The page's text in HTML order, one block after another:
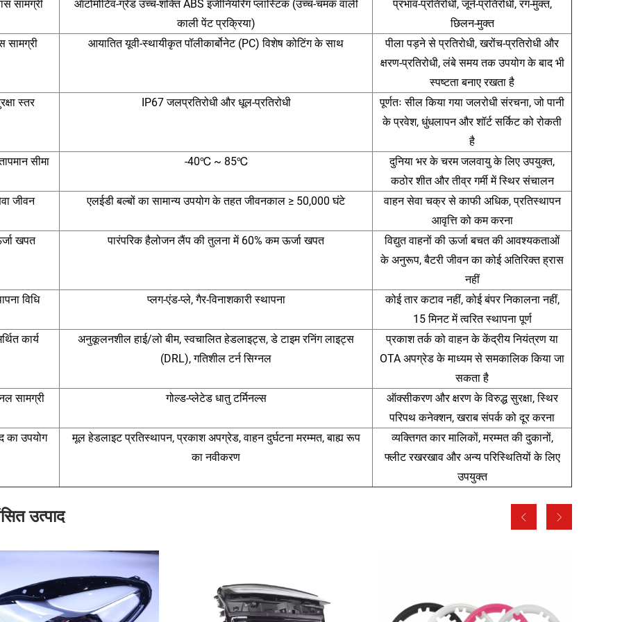
सामग्री
ऑटोमोटिव-ग्रेड उच्च-शक्ति ABS इंजीनियरिंग प्लास्टिक (उच्च-चमक वाली
काली पेंट प्रक्रिया)
प्रभाव-प्रतिरोधी, जूर्न-प्रतिरोधी, रंग-मुक्त,
छिलन-मुक्त
सामग्री
आयातित यूवी-स्थायीकृत पॉलीकार्बोनेट (PC) विशेष कोटिंग के साथ
पीला पड़ने से प्रतिरोधी, खरोंच-प्रतिरोधी और
क्षरण-प्रतिरोधी, लंबे समय तक उपयोग के बाद भी
स्पष्टता बनाए रखता है
स्तर
IP67 जलप्रतिरोधी और धूल-प्रतिरोधी
पूर्णतः सील किया गया जलरोधी संरचना, जो पानी
के प्रवेश, धुंधलापन और शॉर्ट सर्किट को रोकती
है
सीमा
-40℃ ~ 85℃
दुनिया भर के चरम जलवायु के लिए उपयुक्त,
कठोर शीत और तीव्र गर्मी में स्थिर संचालन
जीवन
एलईडी बल्बों का सामान्य उपयोग के तहत जीवनकाल ≥ 50,000 घंटे
वाहन सेवा चक्र से काफी अधिक, प्रतिस्थापन
आवृत्ति को कम करना
खपत
पारंपरिक हैलोजन लैंप की तुलना में 60% कम ऊर्जा खपत
विद्युत वाहनों की ऊर्जा बचत की आवश्यकताओं
के अनुरूप, बैटरी जीवन का कोई अतिरिक्त ह्रास
नहीं
विधि
प्लग-एंड-प्ले, गैर-विनाशकारी स्थापना
कोई तार कटाव नहीं, कोई बंपर निकालना नहीं,
15 मिनट में त्वरित स्थापना पूर्ण
कार्य
अनुकूलनशील हाई/लो बीम, स्वचालित हेडलाइट्स, डे टाइम रनिंग लाइट्स
(DRL), गतिशील टर्न सिग्नल
प्रकाश तर्क को वाहन के केंद्रीय नियंत्रण या
OTA अपग्रेड के माध्यम से समकालिक किया जा
सकता है
सामग्री
गोल्ड-प्लेटेड धातु टर्मिनल्स
ऑक्सीकरण और क्षरण के विरुद्ध सुरक्षा, स्थिर
परिपथ कनेक्शन, खराब संपर्क को दूर करना
का उपयोग
मूल हेडलाइट प्रतिस्थापन, प्रकाश अपग्रेड, वाहन दुर्घटना मरम्मत, बाह्य रूप
का नवीकरण
व्यक्तिगत कार मालिकों, मरम्मत की दुकानों,
फ्लीट रखरखाव और अन्य परिस्थितियों के लिए
उपयुक्त
उत्पाद